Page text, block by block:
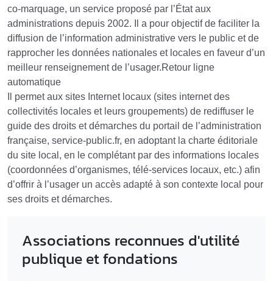
co-marquage, un service proposé par l’État aux
administrations depuis 2002. Il a pour objectif de faciliter la
diffusion de l’information administrative vers le public et de
rapprocher les données nationales et locales en faveur d’un
meilleur renseignement de l’usager.Retour ligne
automatique
Il permet aux sites Internet locaux (sites internet des
collectivités locales et leurs groupements) de rediffuser le
guide des droits et démarches du portail de l’administration
française, service-public.fr, en adoptant la charte éditoriale
du site local, en le complétant par des informations locales
(coordonnées d’organismes, télé-services locaux, etc.) afin
d’offrir à l’usager un accès adapté à son contexte local pour
ses droits et démarches.
Associations reconnues d'utilité
publique et fondations